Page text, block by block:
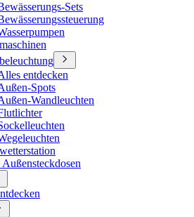
Sets
entdecken
Spots
Wandleuchten
Außensteckdosen